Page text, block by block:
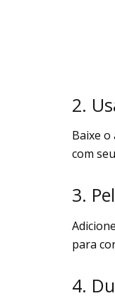
2.
Baixe o
com
3.
para
4.